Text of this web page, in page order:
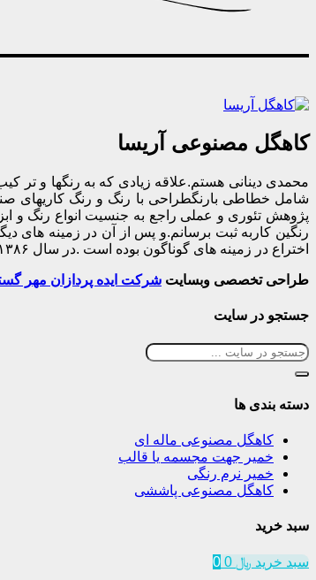
کاهگل مصنوعی آریسا
محمدی دینانی هستم.علاقه زیادی که به رنگها و تر
شامل خطاطی بارنگطراحی با رنگ و رنگ کاریهای
پژوهش تئوری و عملی راجع به جنسیت انواع رنگ و
اختراع در زمینه های گوناگون بوده است .در سال ۱۳۸۶ با ساخت کارخانه رنگسازی ونو ، تولید انواع رنگهای صنعتی و ساختمانی را شروع و راه اندازی نمودم.
طراحی تخصصی وبسایت شرکت ایده پردازان مهر
جستجو در سایت
دسته بندی ها
کاهگل مصنوعی ماله ای
خمیر جهت مجسمه یا قالب
خمیر نرم رنگی
کاهگل مصنوعی پاششی
سبد خرید
سبد خرید ﷼ 0